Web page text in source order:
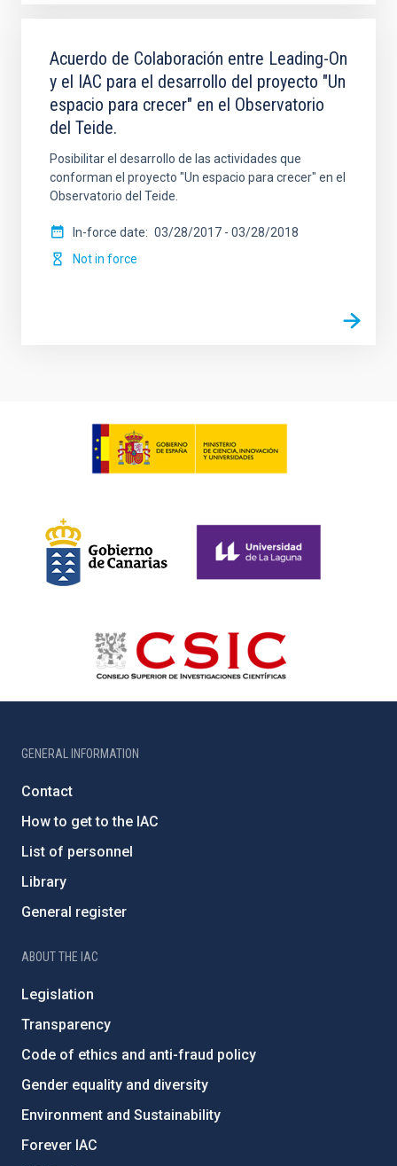
Acuerdo de Colaboración entre Leading-On
y el IAC para el desarrollo del proyecto "Un
espacio para crecer" en el Observatorio
del Teide.
Posibilitar el desarrollo de las actividades que
conforman el proyecto "Un espacio para crecer" en el
Observatorio del Teide.
In-force date 03/28/2017 - 03/28/2018
Not in force
GENERAL INFORMATION
Contact
How to get to the IAC
List of personnel
Library
General register
ABOUT THE IAC
Legislation
Transparency
Code of ethics and anti-fraud policy
Gender equality and diversity
Environment and Sustainability
Forever IAC